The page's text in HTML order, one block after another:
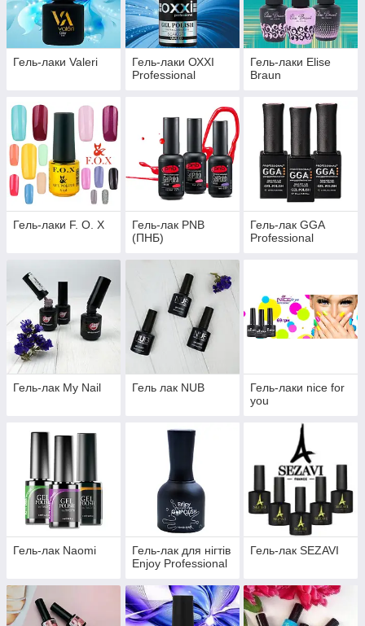
Гель-лаки Valeri
Гель-лаки ОХХІ
Рrofessional
Гель-лаки Elise
Braun
Гель-лаки F. O. X
Гель-лак PNB
(ПНБ)
Гель-лак GGA
Professional
Гель-лак My Nail Гель лак NUB
Гель-лаки nice for
you
Гель-лак Naomi
Гель-лак для нігтів
Enjoy Professional
Гель-лак SEZAVI